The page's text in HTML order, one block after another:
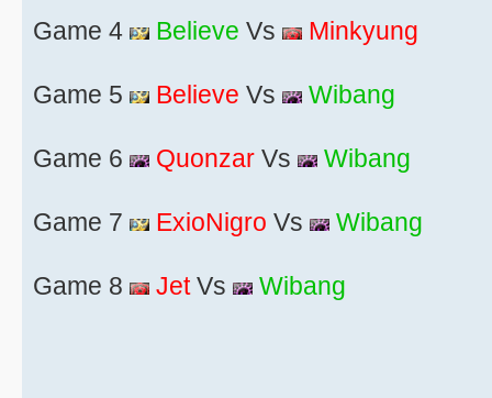
Game 4 Believe Vs Minkyung
Game 5 Believe Vs Wibang
Game 6 Quonzar Vs Wibang
Game 7 ExioNigro Vs Wibang
Game 8 JetVs Wibang